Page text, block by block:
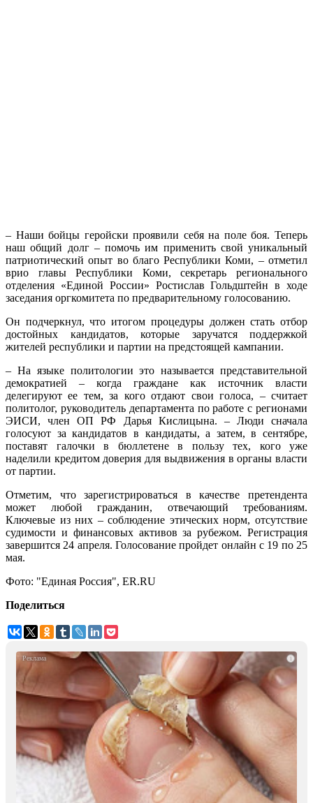
– Наши бойцы геройски проявили себя на поле боя. Теперь
наш общий долг – помочь им применить свой уникальный
патриотический опыт во благо Республики Коми, – отметил
врио главы Республики Коми, секретарь регионального
отделения «Единой России» Ростислав Гольдштейн в ходе
заседания оргкомитета по предварительному голосованию.
Он подчеркнул, что итогом процедуры должен стать отбор
достойных кандидатов, которые заручатся поддержкой
жителей республики и партии на предстоящей кампании.
– На языке политологии это называется представительной
демократией – когда граждане как источник власти
делегируют ее тем, за кого отдают свои голоса, – считает
политолог, руководитель департамента по работе с регионами
ЭИСИ, член ОП РФ Дарья Кислицына. – Люди сначала
голосуют за кандидатов в кандидаты, а затем, в сентябре,
поставят галочки в бюллетене в пользу тех, кого уже
наделили кредитом доверия для выдвижения в органы власти
от партии.
Отметим, что зарегистрироваться в качестве претендента
может любой гражданин, отвечающий требованиям.
Ключевые из них – соблюдение этических норм, отсутствие
судимости и финансовых активов за рубежом. Регистрация
завершится 24 апреля. Голосование пройдет онлайн с 19 по 25
мая.
Фото: "Единая Россия", ER.RU
Поделиться
i